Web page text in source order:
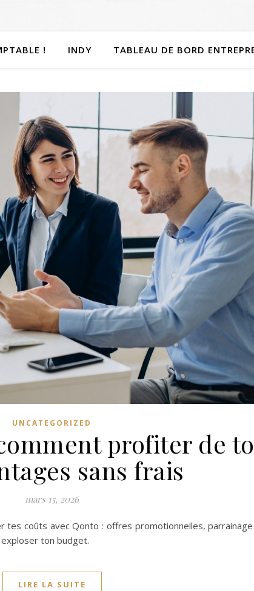
! INDY TABLEAU DE BORD
UNCATEGORIZED
profiter de
sans frais
mars 15, 2026
tes coûts avec Qonto : offres promotionnelles,
ton budget.
LIRE LA SUITE